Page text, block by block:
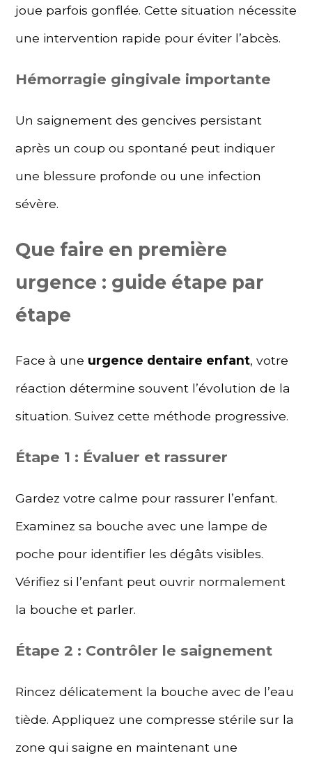
joue parfois gonflée. Cette situation nécessite
une intervention rapide pour éviter l’abcès.
Hémorragie gingivale importante
Un saignement des gencives persistant
après un coup ou spontané peut indiquer
une blessure profonde ou une infection
sévère.
Que faire en première
urgence : guide étape par
étape
Face à une urgence dentaire enfant, votre
réaction détermine souvent l’évolution de la
situation. Suivez cette méthode progressive.
Étape 1 : Évaluer et rassurer
Gardez votre calme pour rassurer l’enfant.
Examinez sa bouche avec une lampe de
poche pour identifier les dégâts visibles.
Vérifiez si l’enfant peut ouvrir normalement
la bouche et parler.
Étape 2 : Contrôler le saignement
Rincez délicatement la bouche avec de l’eau
tiède. Appliquez une compresse stérile sur la
zone qui saigne en maintenant une